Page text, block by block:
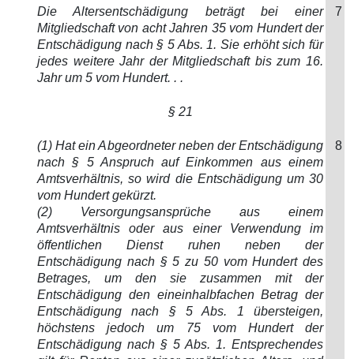
Die Altersentschädigung beträgt bei einer
Mitgliedschaft von acht Jahren 35 vom Hundert der
Entschädigung nach § 5 Abs. 1. Sie erhöht sich für
jedes weitere Jahr der Mitgliedschaft bis zum 16.
Jahr um 5 vom Hundert. . .
7
§ 21
(1) Hat ein Abgeordneter neben der Entschädigung
nach § 5 Anspruch auf Einkommen aus einem
Amtsverhältnis, so wird die Entschädigung um 30
vom Hundert gekürzt.
(2) Versorgungsansprüche aus einem
Amtsverhältnis oder aus einer Verwendung im
öffentlichen Dienst ruhen neben der
Entschädigung nach § 5 zu 50 vom Hundert des
Betrages, um den sie zusammen mit der
Entschädigung den eineinhalbfachen Betrag der
Entschädigung nach § 5 Abs. 1 übersteigen,
höchstens jedoch um 75 vom Hundert der
Entschädigung nach § 5 Abs. 1. Entsprechendes
8